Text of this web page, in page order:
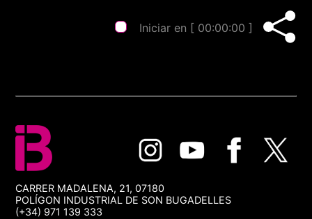
Iniciar en [ 00:00:00 ]
CARRER MADALENA, 21, 07180
POLÍGON INDUSTRIAL DE SON BUGADELLES
(+34) 971 139 333